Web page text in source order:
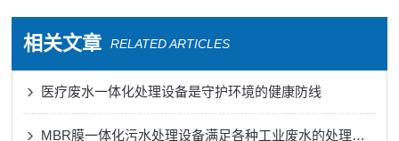
相关文章 RELATED ARTICLES
医疗废水一体化处理设备是守护环境的健康防线
MBR膜一体化污水处理设备满足各种工业废水的处理需求